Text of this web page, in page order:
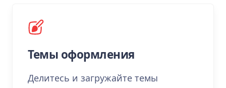
Темы оформления
Делитесь и загружайте темы